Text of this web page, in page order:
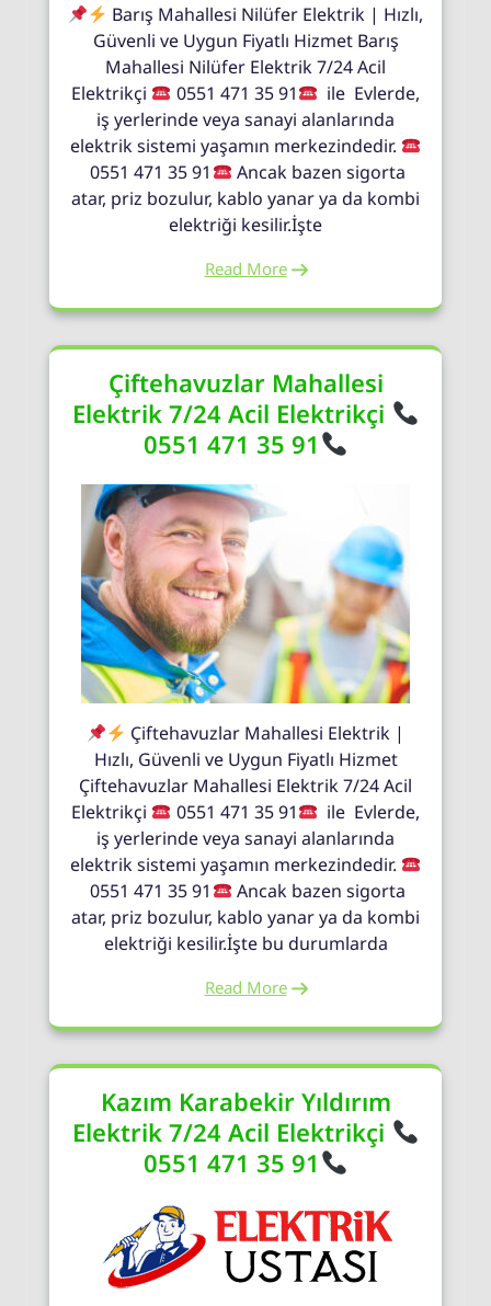
Barış Mahallesi Nilüfer Elektrik | Hızlı,
Güvenli ve Uygun Fiyatlı Hizmet Barış
Mahallesi Nilüfer Elektrik 7/24 Acil
Elektrikçi
0551 471 35 91
ile Evlerde,
iş yerlerinde veya sanayi alanlarında
elektrik sistemi yaşamın merkezindedir.
0551 471 35 91
Ancak bazen sigorta
atar, priz bozulur, kablo yanar ya da kombi
elektriği kesilir.İşte
Read More
Çiftehavuzlar Mahallesi
Elektrik 7/24 Acil Elektrikçi
0551 471 35 91
Çiftehavuzlar Mahallesi Elektrik |
Hızlı, Güvenli ve Uygun Fiyatlı Hizmet
Çiftehavuzlar Mahallesi Elektrik 7/24 Acil
Elektrikçi
0551 471 35 91
ile Evlerde,
iş yerlerinde veya sanayi alanlarında
elektrik sistemi yaşamın merkezindedir.
0551 471 35 91
Ancak bazen sigorta
atar, priz bozulur, kablo yanar ya da kombi
elektriği kesilir.İşte bu durumlarda
Read More
Kazım Karabekir Yıldırım
Elektrik 7/24 Acil Elektrikçi
0551 471 35 91